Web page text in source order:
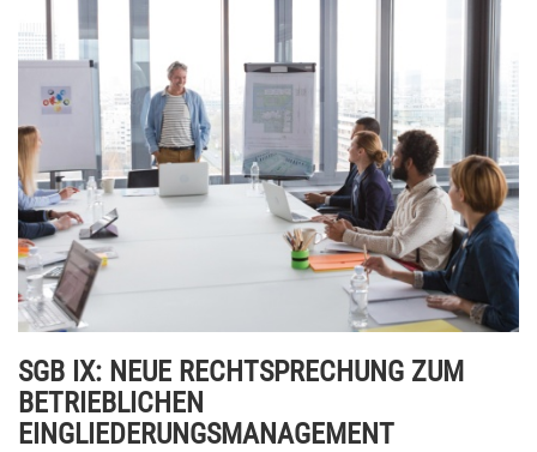
SGB IX: NEUE RECHTSPRECHUNG ZUM
BETRIEBLICHEN
EINGLIEDERUNGSMANAGEMENT